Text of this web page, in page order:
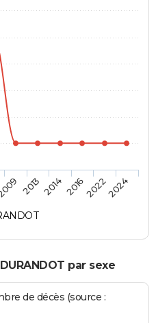
2013 2014 201620222024
par sexe
de décès (source :